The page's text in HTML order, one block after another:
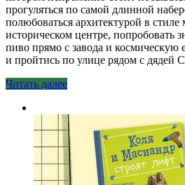
прогуляться по самой длинной
полюбоваться архитектурой в
историческом центре, попробовать
пиво прямо с завода и космическую
и пройтись по улице рядом с дядей
Читать далее